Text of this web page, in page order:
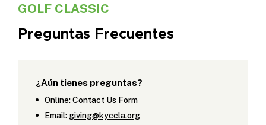
GOLF CLASSIC
Preguntas Frecuentes
¿Aún tienes preguntas?
Online:Contact Us Form
Email: giving@kyccla.org